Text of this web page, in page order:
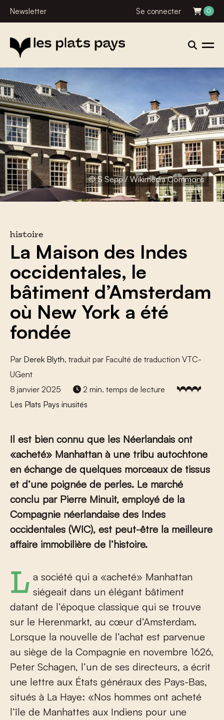
Newsletter Se connecter 0
© S Sepp / Wikimedia Commons
histoire
La Maison des Indes
occidentales, le
bâtiment d’Amsterdam
où New York a été
fondée
Par Derek Blyth, traduit par Faculté de traduction VTC-
UGent
8 janvier 2025
2 min. temps de lecture
Les Plats Pays inusités
Il est bien connu que les Néerlandais ont
«acheté» Manhattan à une tribu autochtone
en échange de quelques morceaux de tissus
et d’une poignée de perles. Le marché
conclu par Pierre Minuit, employé de la
Compagnie néerlandaise des Indes
occidentales (WIC), est peut-être la meilleure
affaire immobilière de l’histoire.
La société qui a «acheté» Manhattan siégeait dans un élégant bâtiment
datant de l’époque classique qui se trouve
sur le Herenmarkt, au cœur d’Amsterdam.
Lorsque la nouvelle de l’achat est parvenue
au siège de la Compagnie en novembre 1626,
Peter Schagen, l’un de ses directeurs, a écrit
une lettre aux États généraux des Pays-Bas,
situés à La Haye: «Nos hommes ont acheté
l’île de Manhattes aux Indiens pour une